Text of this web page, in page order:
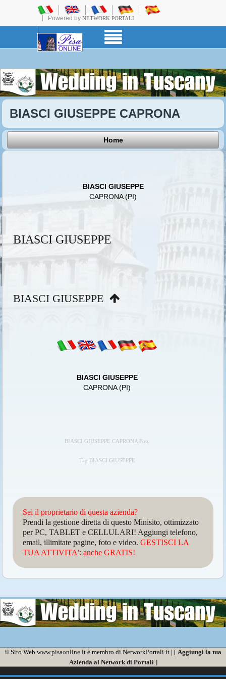
Powered by NETWORK PORTALI
BIASCI GIUSEPPE CAPRONA
Home
BIASCI GIUSEPPE
CAPRONA (PI)
BIASCI GIUSEPPE
BIASCI GIUSEPPE
BIASCI GIUSEPPE
CAPRONA (PI)
BIASCI GIUSEPPE CAPRONA Foto
Tag BIASCI GIUSEPPE
Sei il proprietario di questa azienda?
Prendi la gestione diretta di questo Minisito, ottimizzato
per PC, TABLET e CELLULARI! Aggiungi telefono,
email, illimitate pagine, foto e video.GESTISCI LA
TUA ATTIVITA': anche GRATIS!
il Sito Web www.pisaonline.itè membro di NetworkPortali.it | [ Aggiungi la tua
Azienda al Network di Portali ]